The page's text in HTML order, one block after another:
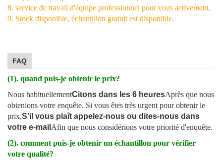
8. service de travail d'équipe professionnel pour vous activement.
9. Stock disponible, échantillon gratuit est disponible.
FAQ
(1). quand puis-je obtenir le prix?
Nous habituellementCitons dans les 6 heuresAprès que nous
obtenions votre enquête. Si vous êtes très urgent pour obtenir le
prix,S'il vous plaît appelez-nous ou dites-nous dans
votre e-mail Afin que nous considérions votre priorité d'enquête.
(2). comment puis-je obtenir un échantillon pour vérifier
votre qualité?